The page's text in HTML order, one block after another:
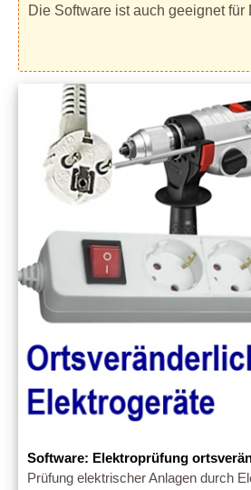
Die Software ist auch geeignet
Software: Elektroprüfung
Prüfung elektrischer Anlagen durch